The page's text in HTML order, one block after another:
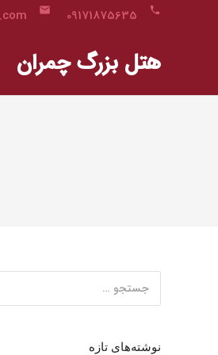
phone
09171875635
email
هتل بزرگ چمران
برای:
نوشته‌های تازه